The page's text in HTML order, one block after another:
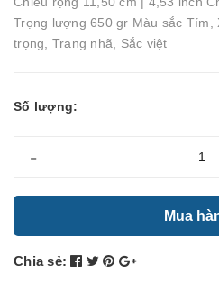
Trọng lượng 650 gr Màu sắc Tím,
trọng, Trang nhã, Sắc việt
Số lượng:
-
Mua
Chia sẻ: